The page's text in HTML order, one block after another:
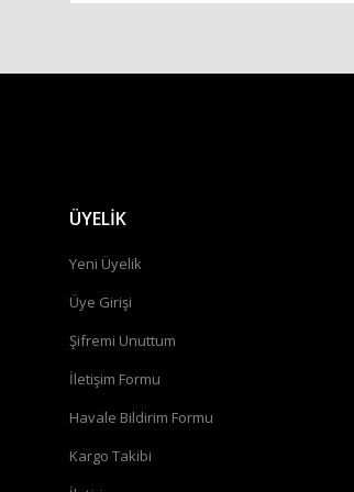
ÜYELİK
Yeni Üyelik
Üye Girişi
Şifremi Unuttum
İletişim Formu
Havale Bildirim Formu
Kargo Takibi